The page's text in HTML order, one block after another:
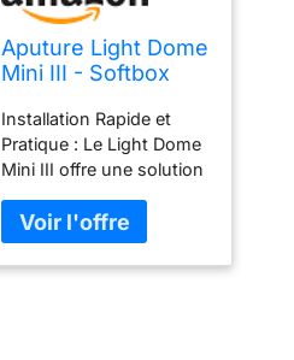
Aputure Light Dome
Mini III - Softbox
Bowens Mount
Φ58*32.7cm :
Installation Rapide
avec Conception
Pliable,
Compatibilité avec
Les Lumières
Installation Rapide et
Pratique : Le Light Dome
Mini III offre une solution
compacte avec un
design de type beauté de
Ø58,0 x 32,7 cm. Son